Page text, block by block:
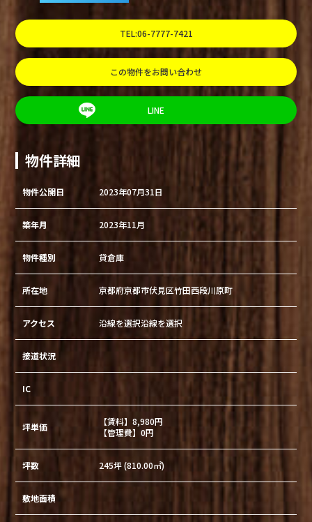
TEL:06-7777-7421
この物件をお問い合わせ
LINE
物件詳細
物件公開日 2023年07月31日
築年月 2023年11月
物件種別 貸倉庫
所在地 京都府京都市伏見区竹田西段川原町
アクセス 沿線を選択沿線を選択
接道状況
IC
坪単価
【賃料】8,980円
【管理費】0円
坪数 245坪 (810.00㎡)
敷地面積